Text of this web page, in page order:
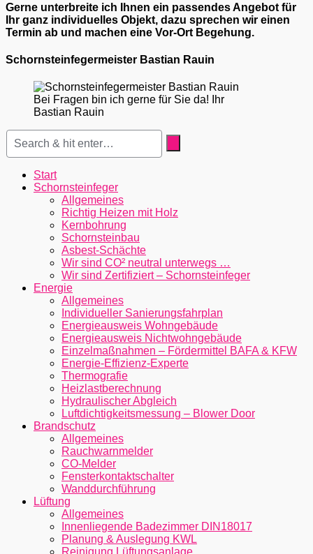
Gerne unterbreite ich Ihnen ein passendes Angebot für
Ihr ganz individuelles Objekt, dazu sprechen wir einen
Termin ab und machen eine Vor-Ort Begehung.
Schornsteinfegermeister Bastian Rauin
Bei Fragen bin ich gerne für Sie da! Ihr
Bastian Rauin
Start
Schornsteinfeger
Allgemeines
Richtig Heizen mit Holz
Kernbohrung
Schornsteinbau
Asbest-Schächte
Wir sind CO² neutral unterwegs …
Wir sind Zertifiziert – Schornsteinfeger
Energie
Allgemeines
Individueller Sanierungsfahrplan
Energieausweis Wohngebäude
Energieausweis Nichtwohngebäude
Einzelmaßnahmen – Fördermittel BAFA & KFW
Energie-Effizienz-Experte
Thermografie
Heizlastberechnung
Hydraulischer Abgleich
Luftdichtigkeitsmessung – Blower Door
Brandschutz
Allgemeines
Rauchwarnmelder
CO-Melder
Fensterkontaktschalter
Wanddurchführung
Lüftung
Allgemeines
Innenliegende Badezimmer DIN18017
Planung & Auslegung KWL
Reinigung Lüftungsanlage